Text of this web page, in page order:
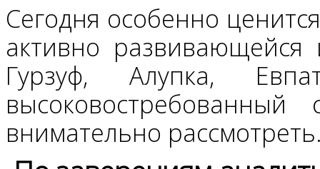
Сегодня особенно
активно развивающейся
Гурзуф, Алупка,
внимательно